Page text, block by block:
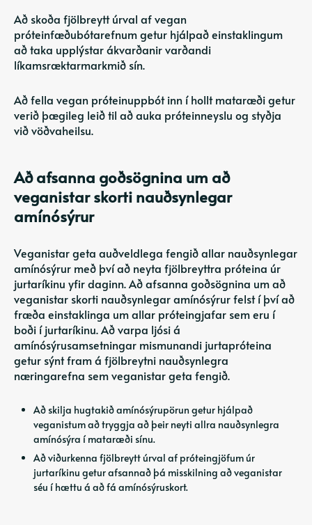
Að skoða fjölbreytt úrval af vegan
próteinfæðubótarefnum getur hjálpað einstaklingum
að taka upplýstar ákvarðanir varðandi
líkamsræktarmarkmið sín.
Að fella vegan próteinuppbót inn í hollt mataræði getur
verið þægileg leið til að auka próteinneyslu og styðja
við vöðvaheilsu.
Að afsanna goðsögnina um að
veganistar skorti nauðsynlegar
amínósýrur
Veganistar geta auðveldlega fengið allar nauðsynlegar
amínósýrur með því að neyta fjölbreyttra próteina úr
jurtaríkinu yfir daginn. Að afsanna goðsögnina um að
veganistar skorti nauðsynlegar amínósýrur felst í því að
fræða einstaklinga um allar próteingjafar sem eru í
boði í jurtaríkinu. Að varpa ljósi á
amínósýrusamsetningar mismunandi jurtapróteina
getur sýnt fram á fjölbreytni nauðsynlegra
næringarefna sem veganistar geta fengið.
Að skilja hugtakið amínósýrupörun getur hjálpað
veganistum að tryggja að þeir neyti allra nauðsynlegra
amínósýra í mataræði sínu.
Að viðurkenna fjölbreytt úrval af próteingjöfum úr
jurtaríkinu getur afsannað þá misskilning að veganistar
séu í hættu á að fá amínósýruskort.